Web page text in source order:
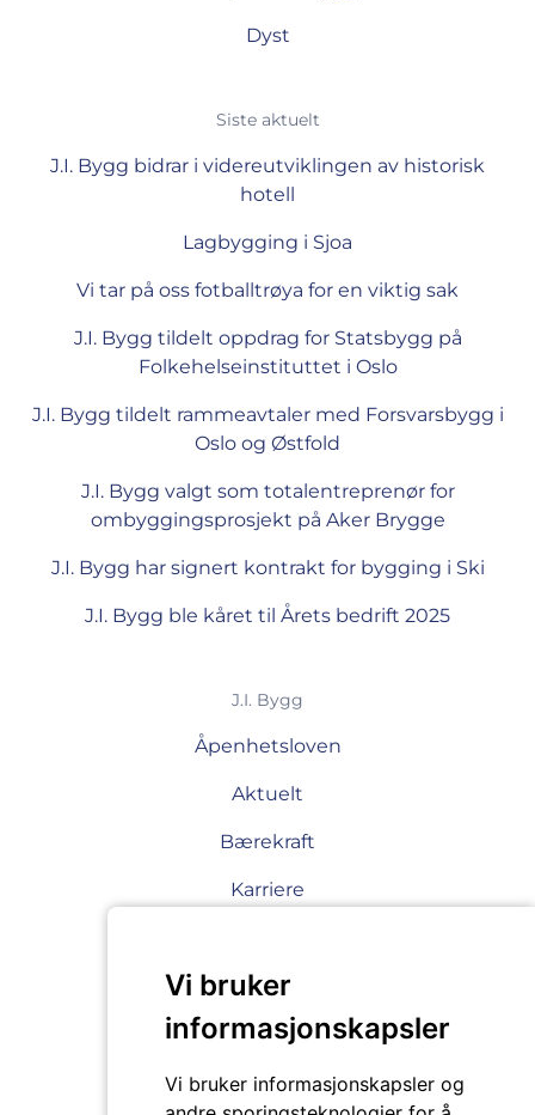
Vi bruker
informasjonskapsler
Vi bruker informasjonskapsler og
Dyst
Siste aktuelt
J.I. Bygg bidrar i videreutviklingen av historisk
hotell
Lagbygging i Sjoa
Vi tar på oss fotballtrøya for en viktig sak
J.I. Bygg tildelt oppdrag for Statsbygg på
Folkehelseinstituttet i Oslo
J.I. Bygg tildelt rammeavtaler med Forsvarsbygg i
Oslo og Østfold
J.I. Bygg valgt som totalentreprenør for
ombyggingsprosjekt på Aker Brygge
J.I. Bygg har signert kontrakt for bygging i Ski
J.I. Bygg ble kåret til Årets bedrift 2025
J.I. Bygg
Åpenhetsloven
Aktuelt
Bærekraft
Karriere
Miljøfyrtårn
HMS
Ledige stillinger